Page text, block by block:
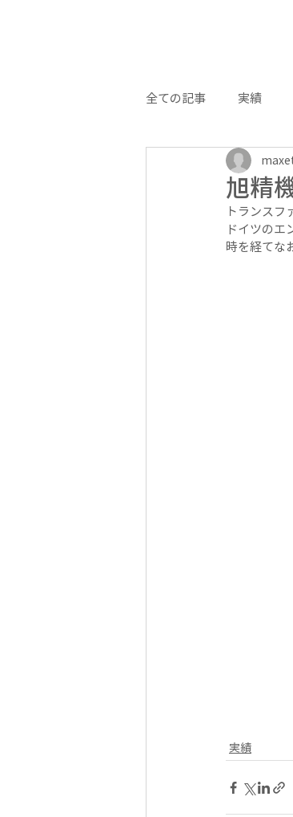
全ての記事 実績
旭精
トランスフ
ドイツのエ
時を経てな
実績